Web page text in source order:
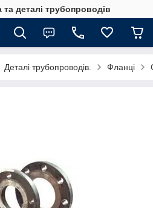
деталі трубопроводів
Деталі трубопроводів. Фланці